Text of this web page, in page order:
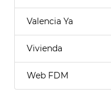
Valencia Ya
Vivienda
Web FDM